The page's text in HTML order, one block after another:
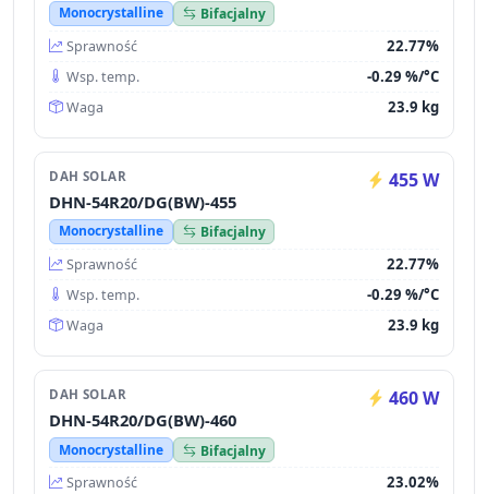
Monocrystalline
Bifacjalny
Sprawność
22.77%
Wsp. temp. -0.29 %/°C
Waga 23.9 kg
DAH SOLAR 455 W
DHN-54R20/DG(BW)-455
Monocrystalline
Bifacjalny
Sprawność
22.77%
Wsp. temp. -0.29 %/°C
Waga 23.9 kg
DAH SOLAR 460 W
DHN-54R20/DG(BW)-460
Monocrystalline
Bifacjalny
Sprawność
23.02%